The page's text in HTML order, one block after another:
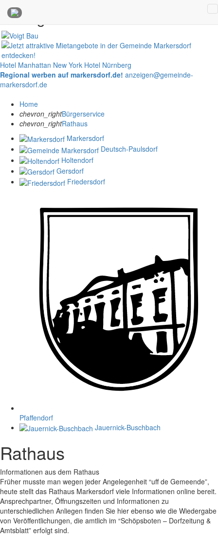
Anzeigen
Hotel Manhattan New York Hotel Nürnberg
Regional werben auf markersdorf.de! anzeigen@gemeinde-
markersdorf.de
Home
chevron_rightBürgerservice
chevron_rightRathaus
Markersdorf
Deutsch-Paulsdorf
Holtendorf
Gersdorf
Friedersdorf
Pfaffendorf
Jauernick-Buschbach
Rathaus
Informationen aus dem Rathaus
Früher musste man wegen jeder Angelegenheit “uff de Gemeende”,
heute stellt das Rathaus Markersdorf viele Informationen online bereit.
Ansprechpartner, Öffnungszeiten und Informationen zu
unterschiedlichen Anliegen finden Sie hier ebenso wie die Wiedergabe
von Veröffentlichungen, die amtlich im “Schöpsboten – Dorfzeitung &
Amtsblatt” erfolgt sind.